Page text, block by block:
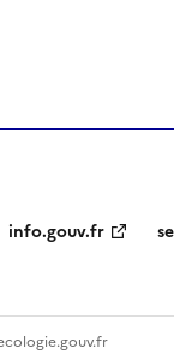
de la page dans
info.gouv.fr